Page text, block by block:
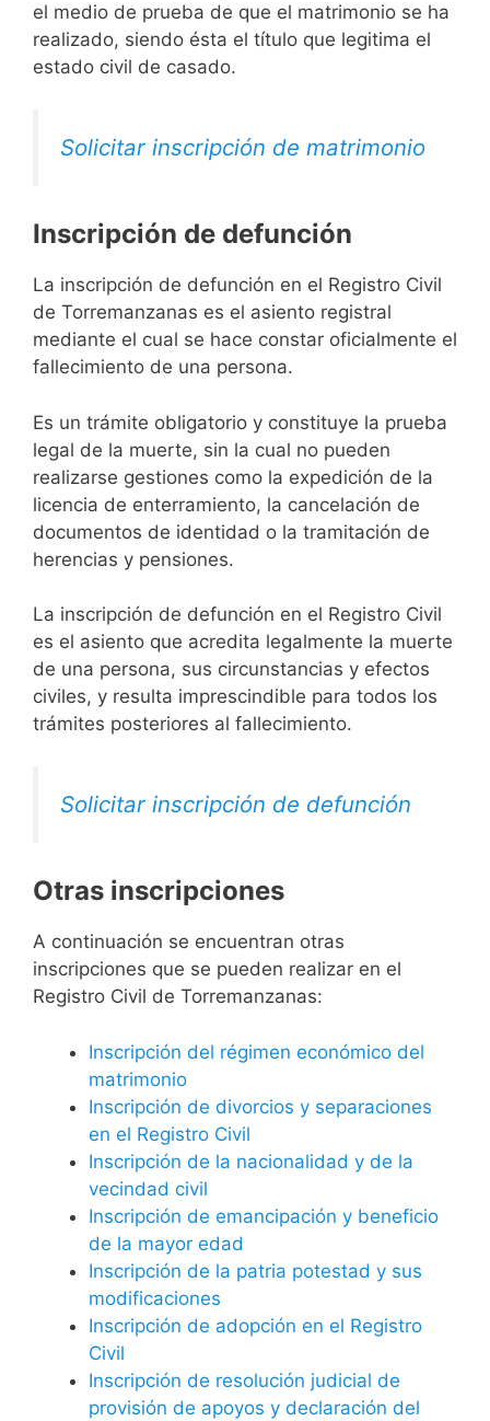
el medio de prueba de que el matrimonio se ha
realizado, siendo ésta el título que legitima el
estado civil de casado.
Solicitar inscripción de matrimonio
Inscripción de defunción
La inscripción de defunción en el Registro Civil
de Torremanzanas es el asiento registral
mediante el cual se hace constar oficialmente el
fallecimiento de una persona.
Es un trámite obligatorio y constituye la prueba
legal de la muerte, sin la cual no pueden
realizarse gestiones como la expedición de la
licencia de enterramiento, la cancelación de
documentos de identidad o la tramitación de
herencias y pensiones.
La inscripción de defunción en el Registro Civil
es el asiento que acredita legalmente la muerte
de una persona, sus circunstancias y efectos
civiles, y resulta imprescindible para todos los
trámites posteriores al fallecimiento.
Solicitar inscripción de defunción
Otras inscripciones
A continuación se encuentran otras
inscripciones que se pueden realizar en el
Registro Civil de Torremanzanas:
Inscripción del régimen económico del
matrimonio
Inscripción de divorcios y separaciones
en el Registro Civil
Inscripción de la nacionalidad y de la
vecindad civil
Inscripción de emancipación y beneficio
de la mayor edad
Inscripción de la patria potestad y sus
modificaciones
Inscripción de adopción en el Registro
Civil
Inscripción de resolución judicial de
provisión de apoyos y declaración del